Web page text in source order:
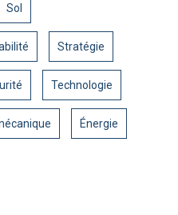
Sol
Stratégie
Technologie
Énergie